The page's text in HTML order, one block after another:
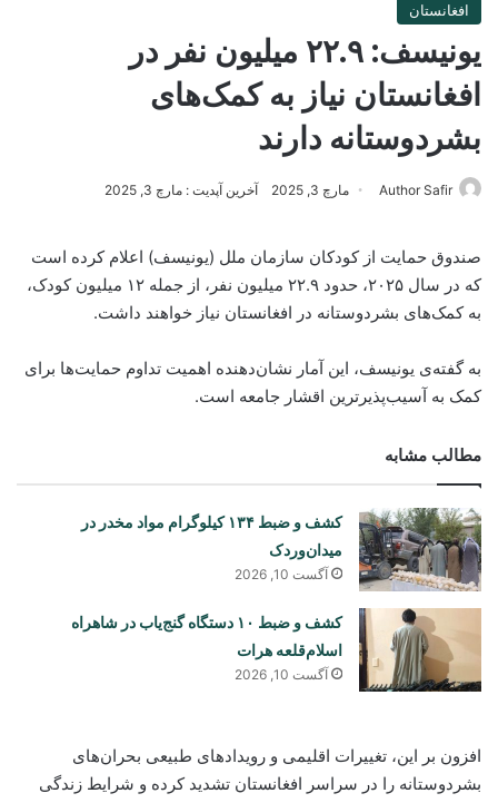
افغانستان
یونیسف: ۲۲.۹ میلیون نفر در
افغانستان نیاز به کمک‌های
بشردوستانه دارند
Author Safir مارچ 3, 2025 آخرین آپدیت : مارچ 3, 2025
‏صندوق حمایت از کودکان سازمان ملل (یونیسف) اعلام کرده است
که در سال ۲۰۲۵، حدود ۲۲.۹ میلیون نفر، از جمله ۱۲ میلیون کودک،
به کمک‌های بشردوستانه در افغانستان نیاز خواهند داشت.
به گفته‌ی یونیسف، این آمار نشان‌دهنده اهمیت تداوم حمایت‌ها برای
کمک به آسیب‌پذیرترین اقشار جامعه است.
مطالب مشابه
کشف و ضبط ۱۳۴ کیلوگرام مواد مخدر در
میدان‌وردک
آگست 10, 2026
کشف و ضبط ۱۰ دستگاه گنج‌یاب در شاهراه
اسلام‌قلعه هرات
آگست 10, 2026
افزون بر این، تغییرات اقلیمی و رویدادهای طبیعی بحران‌های
بشردوستانه را در سراسر افغانستان تشدید کرده و شرایط زندگی